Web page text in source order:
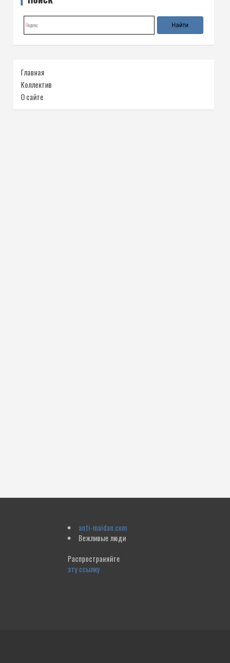
Главная
Коллектив
О сайте
anti-maidan.com
Вежливые люди
Распространяйте
эту ссылку